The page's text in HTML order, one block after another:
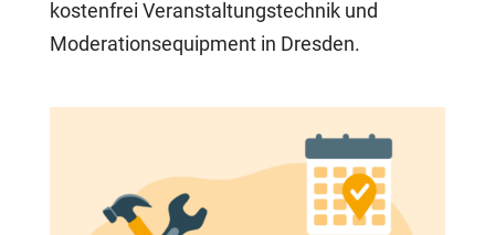
kostenfrei Veranstaltungstechnik und
Moderationsequipment in Dresden.